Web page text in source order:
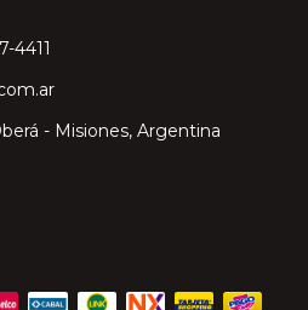
4411
- Misiones, Argentina